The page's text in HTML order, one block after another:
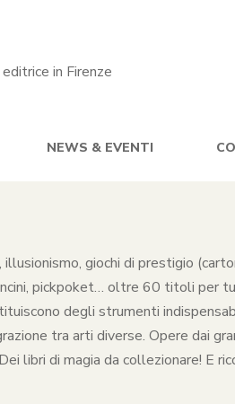
NEWS & EVENTI
giochi di prestigio
pickpoket… oltre 60 titoli per
degli strumenti
tra arti diverse. Opere dai
di magia da collezionare! E